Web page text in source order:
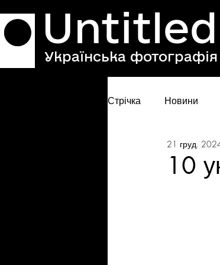
Untitled
Українська фотографія
Стрічка Новини
10
21 груд.